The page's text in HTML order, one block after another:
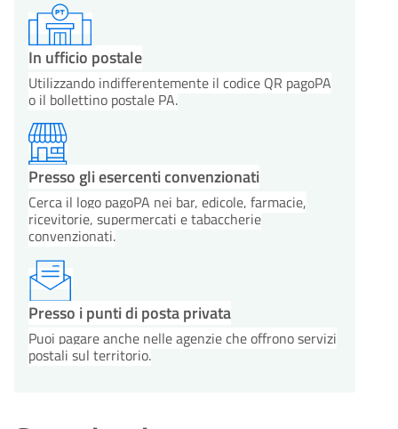
In ufficio postale
Utilizzando indifferentemente il codice QR pagoPA
o il bollettino postale PA.
Presso gli esercenti convenzionati
Cerca il logo pagoPA nei bar, edicole, farmacie,
ricevitorie, supermercati e tabaccherie
convenzionati.
Presso i punti di posta privata
Puoi pagare anche nelle agenzie che offrono servizi
postali sul territorio.